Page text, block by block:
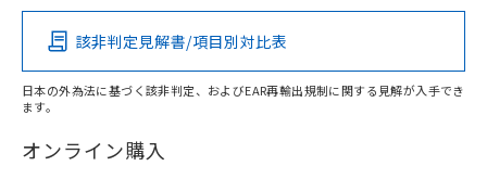
O
在庫等で未対応品が混在する可能性があります。
該非判定見解書/項目別対比表
日本の外為法に基づく該非判定、およびEAR再輸出規制に関する見解が入手でき
ます。
オンライン購入